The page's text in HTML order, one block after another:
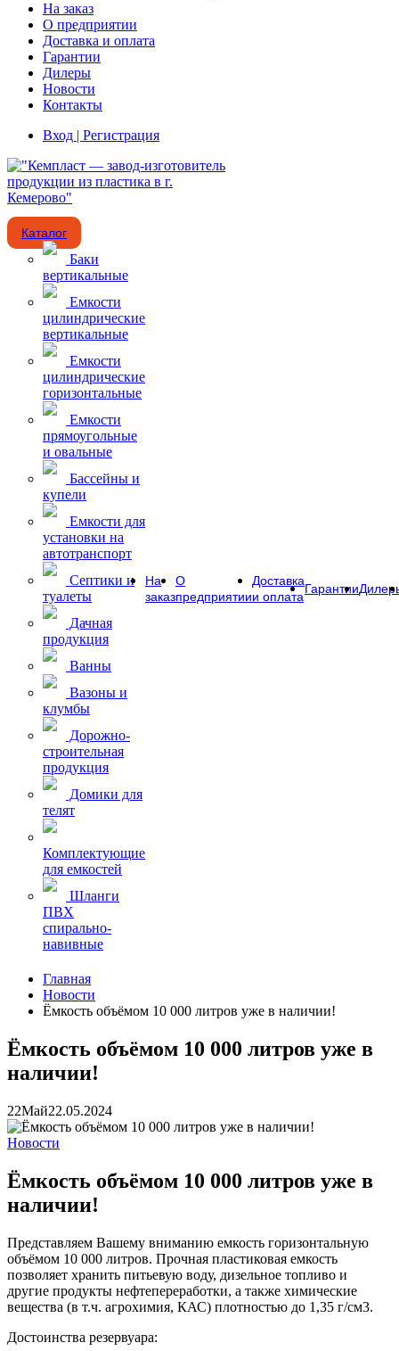
На заказ
О предприятии
Доставка и оплата
Гарантии
Дилеры
Новости
Контакты
Вход | Регистрация
Каталог
Баки
вертикальные
Емкости
цилиндрические
вертикальные
Емкости
цилиндрические
горизонтальные
Емкости
прямоугольные
и овальные
Бассейны и
купели
Емкости для
установки на
автотранспорт
Септики и
туалеты
Дачная
продукция
Ванны
Вазоны и
клумбы
Дорожно-
строительная
продукция
Домики для
телят
Комплектующие
для емкостей
Шланги
ПВХ
спирально-
навивные
На
заказ
О
предприятии
Доставка
и оплата
Гарантии
Главная
Новости
Ёмкость объёмом 10 000 литров уже в наличии!
Ёмкость объёмом 10 000 литров уже в
наличии!
22Май22.05.2024
Новости
Ёмкость объёмом 10 000 литров уже в
наличии!
Представляем Вашему вниманию емкость горизонтальную
объёмом 10 000 литров. Прочная пластиковая емкость
позволяет хранить питьевую воду, дизельное топливо и
другие продукты нефтепереработки, а также химические
вещества (в т.ч. агрохимия, КАС) плотностью до 1,35 г/см3.
Достоинства резервуара: